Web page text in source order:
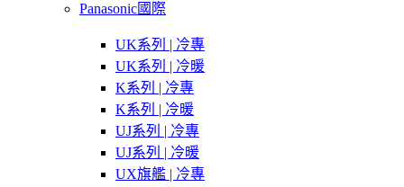
Panasonic國際
UK系列 | 冷專
UK系列 | 冷暖
K系列 | 冷專
K系列 | 冷暖
UJ系列 | 冷專
UJ系列 | 冷暖
UX旗艦 | 冷專